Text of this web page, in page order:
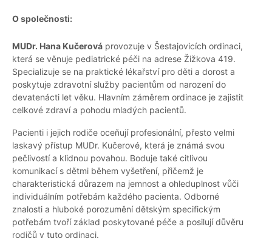
O společnosti:
MUDr. Hana Kučerová provozuje v Šestajovicích ordinaci,
která se věnuje pediatrické péči na adrese Žižkova 419.
Specializuje se na praktické lékařství pro děti a dorost a
poskytuje zdravotní služby pacientům od narození do
devatenácti let věku. Hlavním záměrem ordinace je zajistit
celkové zdraví a pohodu mladých pacientů.
Pacienti i jejich rodiče oceňují profesionální, přesto velmi
laskavý přístup MUDr. Kučerové, která je známá svou
pečlivostí a klidnou povahou. Boduje také citlivou
komunikací s dětmi během vyšetření, přičemž je
charakteristická důrazem na jemnost a ohleduplnost vůči
individuálním potřebám každého pacienta. Odborné
znalosti a hluboké porozumění dětským specifickým
potřebám tvoří základ poskytované péče a posilují důvěru
rodičů v tuto ordinaci.